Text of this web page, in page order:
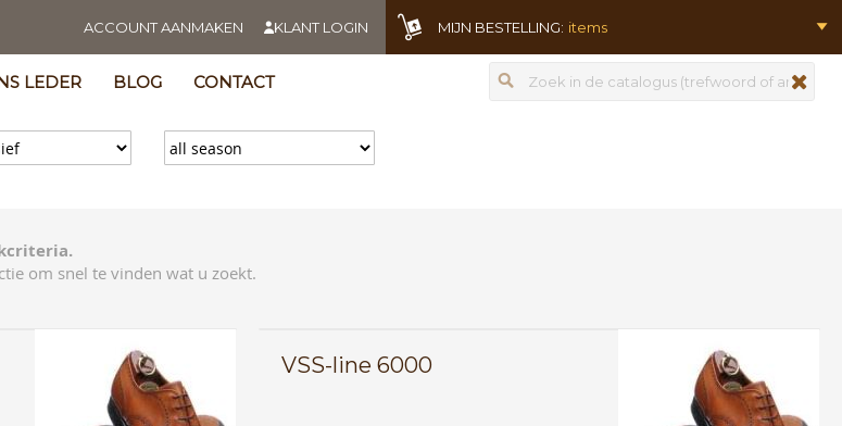
ACCOUNT AANMAKEN KLANT LOGIN MIJN BESTELLING: items
LEDER BLOG CONTACT Zoeken
om snel te vinden wat u zoekt.
VSS-line 6000